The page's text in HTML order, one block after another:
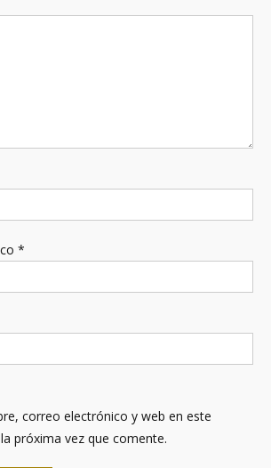
*
correo electrónico y web en este
próxima vez que comente.